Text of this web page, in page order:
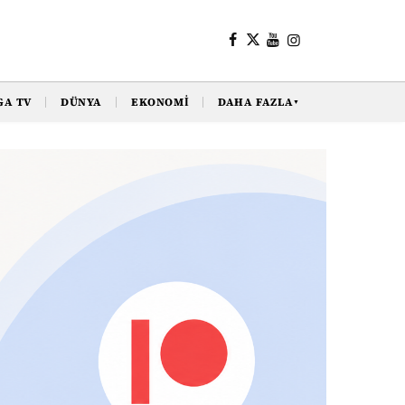
TV DÜNYA EKONOMI DAHA FAZLA▼